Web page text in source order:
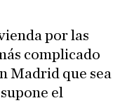
por las
complicado
Madrid que sea
el